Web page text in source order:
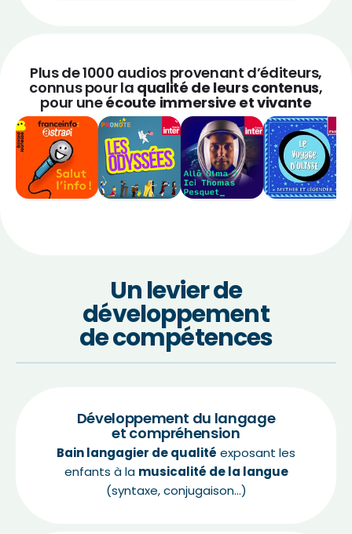
Plus de 1000 audios provenant d’éditeurs,
connus pour la qualité de leurs contenus,
pour uneécoute immersive et vivante
Un levier de
développement
de compétences
Développement du langage
et compréhension
Bain langagier de qualité exposant les
enfants à la musicalité de la langue
(syntaxe, conjugaison…)